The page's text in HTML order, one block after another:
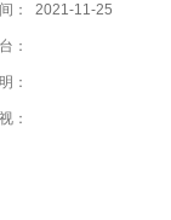
： 2021-11-25
：
：
：